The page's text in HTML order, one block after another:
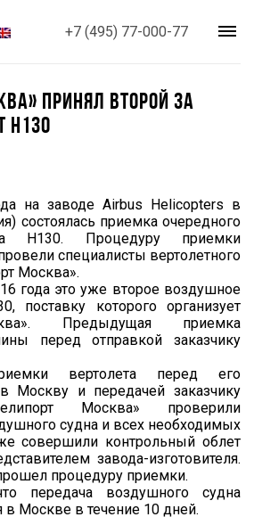
+7 (495) 77-000-77
ПРИНЯЛ ВТОРОЙ ЗА
H130
на заводе Airbus Helicopters в
состоялась приемка очередного
H130. Процедуру приемки
специалисты вертолетного
Москва».
года это уже второе воздушное
поставку которого организует
Предыдущая приемка
перед отправкой заказчику
вертолета перед его
в Москву и передачей заказчику
Москва» проверили
судна и всех необходимых
совершили контрольный облет
завода-изготовителя.
процедуру приемки.
передача воздушного судна
в Москве в течение 10 дней.